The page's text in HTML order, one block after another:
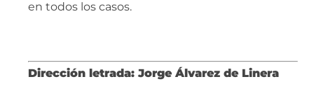
en todos los casos.
Dirección letrada: Jorge Álvarez de Linera